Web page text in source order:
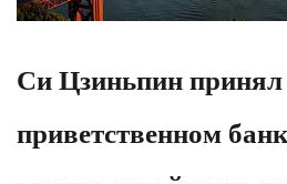
Си Цзиньпин принял
приветственном